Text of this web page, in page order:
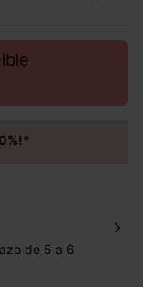
de 5 a 6